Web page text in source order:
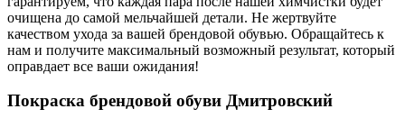
очищена до самой мельчайшей детали. Не жертвуйте
качеством ухода за вашей брендовой обувью. Обращайтесь к
нам и получите максимальный возможный результат, который
оправдает все ваши ожидания!
Покраска брендовой обуви Дмитровский